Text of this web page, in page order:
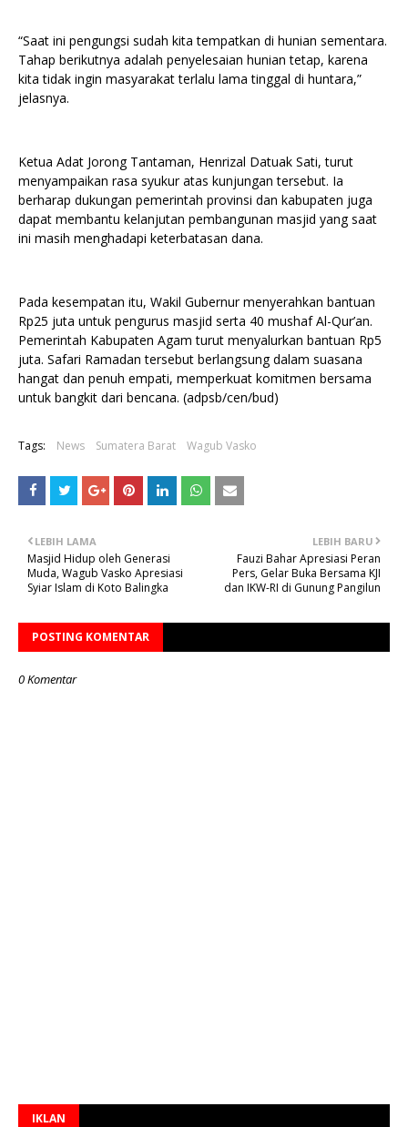
“Saat ini pengungsi sudah kita tempatkan di hunian sementara.
Tahap berikutnya adalah penyelesaian hunian tetap, karena
kita tidak ingin masyarakat terlalu lama tinggal di huntara,”
jelasnya.
Ketua Adat Jorong Tantaman, Henrizal Datuak Sati, turut
menyampaikan rasa syukur atas kunjungan tersebut. Ia
berharap dukungan pemerintah provinsi dan kabupaten juga
dapat membantu kelanjutan pembangunan masjid yang saat
ini masih menghadapi keterbatasan dana.
Pada kesempatan itu, Wakil Gubernur menyerahkan bantuan
Rp25 juta untuk pengurus masjid serta 40 mushaf Al-Qur’an.
Pemerintah Kabupaten Agam turut menyalurkan bantuan Rp5
juta. Safari Ramadan tersebut berlangsung dalam suasana
hangat dan penuh empati, memperkuat komitmen bersama
untuk bangkit dari bencana. (adpsb/cen/bud)
Tags: News Sumatera Barat Wagub Vasko
LEBIH BARU
Fauzi Bahar Apresiasi Peran
Pers, Gelar Buka Bersama KJI
dan IKW-RI di Gunung Pangilun
LEBIH LAMA
Masjid Hidup oleh Generasi
Muda, Wagub Vasko Apresiasi
Syiar Islam di Koto Balingka
POSTING KOMENTAR
0 Komentar
IKLAN